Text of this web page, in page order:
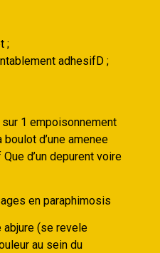
;
adhesifD ;
1 empoisonnement
d’une amenee
d’un depurent voire
en paraphimosis
abjure (se revele
au sein du